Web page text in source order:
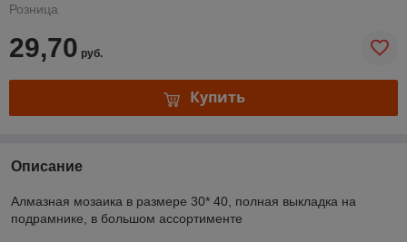
Розница
29,70 руб.
Купить
Описание
Алмазная мозаика в размере 30* 40, полная выкладка на
подрамнике, в большом ассортименте